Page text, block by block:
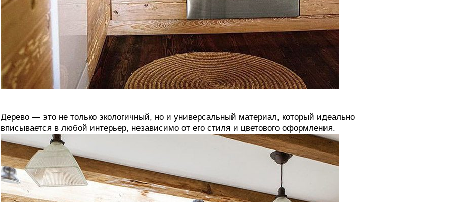
Дерево — это не только экологичный, но и универсальный материал, который идеально
вписывается в любой интерьер, независимо от его стиля и цветового оформления.